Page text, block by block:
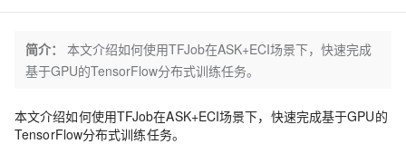
简介：
本文介绍如何使用TFJob在ASK+ECI场景下，快速完成
基于GPU的TensorFlow分布式训练任务。
本文介绍如何使用TFJob在ASK+ECI场景下，快速完成基于GPU的
TensorFlow分布式训练任务。